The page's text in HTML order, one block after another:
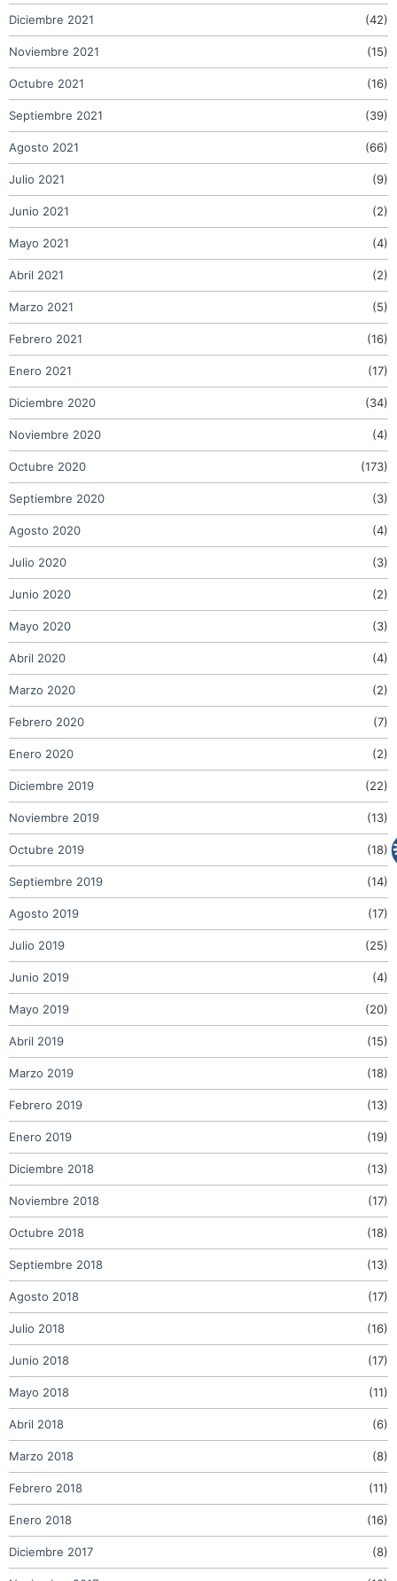
Diciembre 2021 (42)
Noviembre 2021 (15)
Octubre 2021 (16)
Septiembre 2021 (39)
Agosto 2021 (66)
Julio 2021 (9)
Junio 2021 (2)
Mayo 2021 (4)
Abril 2021 (2)
Marzo 2021 (5)
Febrero 2021 (16)
Enero 2021 (17)
Diciembre 2020 (34)
Noviembre 2020 (4)
Octubre 2020 (173)
Septiembre 2020 (3)
Agosto 2020 (4)
Julio 2020 (3)
Junio 2020 (2)
Mayo 2020 (3)
Abril 2020 (4)
Marzo 2020 (2)
Febrero 2020 (7)
Enero 2020 (2)
Diciembre 2019 (22)
Noviembre 2019 (13)
Octubre 2019 (18)
Septiembre 2019 (14)
Agosto 2019 (17)
Julio 2019 (25)
Junio 2019 (4)
Mayo 2019 (20)
Abril 2019 (15)
Marzo 2019 (18)
Febrero 2019 (13)
Enero 2019 (19)
Diciembre 2018 (13)
Noviembre 2018 (17)
Octubre 2018 (18)
Septiembre 2018 (13)
Agosto 2018 (17)
Julio 2018 (16)
Junio 2018 (17)
Mayo 2018 (11)
Abril 2018 (6)
Marzo 2018 (8)
Febrero 2018 (11)
Enero 2018 (16)
Diciembre 2017 (8)